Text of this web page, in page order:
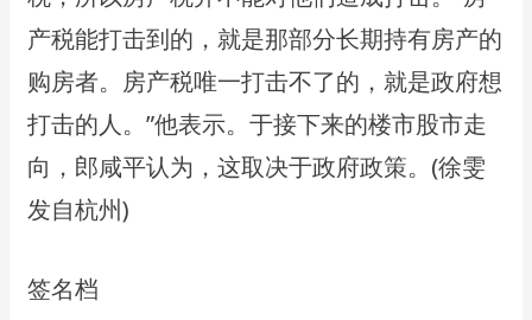
产税能打击到的，就是那部分⻓期持有房产的
购房者。房产税唯⼀打击不了的，就是政府想
打击的⼈。”他表示。于接下来的楼市股市⾛
向，郎咸平认为，这取决于政府政策。(徐雯
发⾃杭州)
签名档